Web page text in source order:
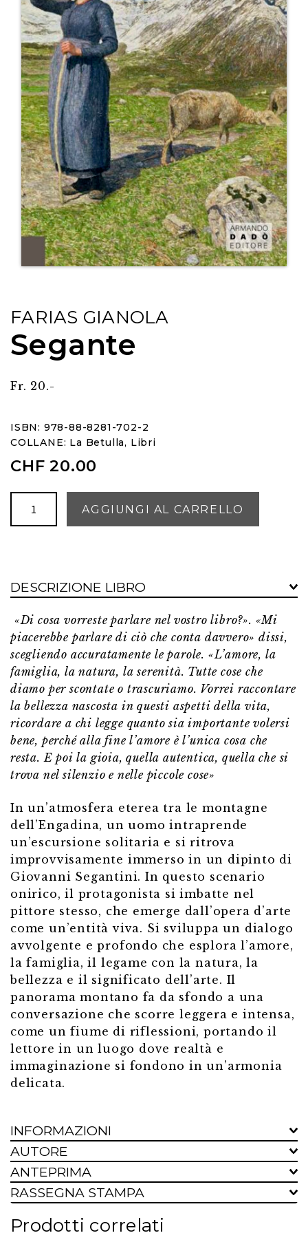
FARIAS GIANOLA
Segante
Fr. 20.-
ISBN: 978-88-8281-702-2
COLLANE: La Betulla, Libri
CHF 20.00
quantità
AGGIUNGI AL CARRELLO
DESCRIZIONE LIBRO
«Di cosa vorreste parlare nel vostro libro?». «Mi
piacerebbe parlare di ciò che conta davvero» dissi,
scegliendo accuratamente le parole. «L’amore, la
famiglia, la natura, la serenità. Tutte cose che
diamo per scontate o trascuriamo. Vorrei raccontare
la bellezza nascosta in questi aspetti della vita,
ricordare a chi legge quanto sia importante volersi
bene, perché alla fine l’amore è l’unica cosa che
resta. E poi la gioia,quella autentica, quella che si
trova nel silenzio e nelle piccolecose»
In un’atmosfera eterea tra le montagne
dell’Engadina, un uomo intraprende
un’escursione solitaria e si ritrova
improvvisamente immerso in un dipinto di
Giovanni Segantini. In questo scenario
onirico, il protagonista si imbatte nel
pittore stesso, che emerge dall’opera d’arte
come un’entità viva. Si sviluppa un dialogo
avvolgente e profondo che esplora l’amore,
la famiglia, il legame con la natura, la
bellezza e il significato dell’arte. Il
panorama montano fa da sfondo a una
conversazione che scorre leggera e intensa,
come un fiume di riflessioni, portando il
lettore in un luogo dove realtà e
immaginazione si fondono in un’armonia
delicata.
INFORMAZIONI
AUTORE
ANTEPRIMA
RASSEGNA STAMPA
Prodotti correlati